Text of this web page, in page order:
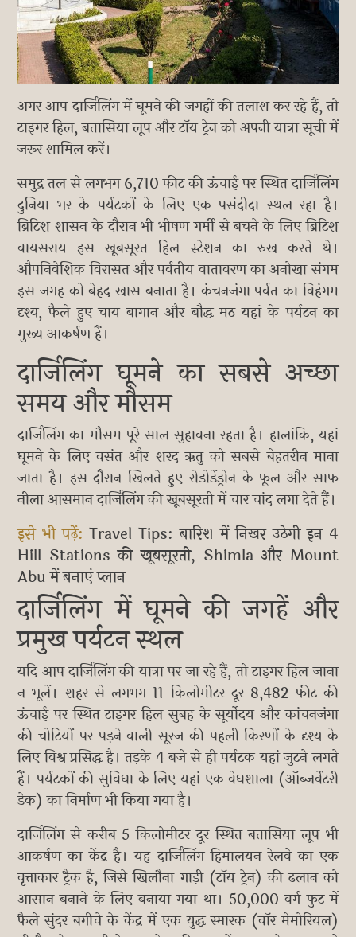
अगर आप दार्जिलिंग में घूमने की जगहों की तलाश कर रहे हैं, तो
टाइगर हिल, बतासिया लूप और टॉय ट्रेन को अपनी यात्रा सूची में
जरूर शामिल करें।
समुद्र तल से लगभग 6,710 फीट की ऊंचाई पर स्थित दार्जिलिंग
दुनिया भर के पर्यटकों के लिए एक पसंदीदा स्थल रहा है।
ब्रिटिश शासन के दौरान भी भीषण गर्मी से बचने के लिए ब्रिटिश
वायसराय इस खूबसूरत हिल स्टेशन का रुख करते थे।
औपनिवेशिक विरासत और पर्वतीय वातावरण का अनोखा संगम
इस जगह को बेहद खास बनाता है। कंचनजंगा पर्वत का विहंगम
दृश्य, फैले हुए चाय बागान और बौद्ध मठ यहां के पर्यटन का
मुख्य आकर्षण हैं।
दार्जिलिंग घूमने का सबसे अच्छा
समय और मौसम
दार्जिलिंग का मौसम पूरे साल सुहावना रहता है। हालांकि, यहां
घूमने के लिए वसंत और शरद ऋतु को सबसे बेहतरीन माना
जाता है। इस दौरान खिलते हुए रोडोडेंड्रोन के फूल और साफ
नीला आसमान दार्जिलिंग की खूबसूरती में चार चांद लगा देते हैं।
इसे भी पढ़ें:Travel Tips: बारिश में निखर उठेगी इन 4
Hill Stations की खूबसूरती, Shimla और Mount
Abu में बनाएं प्लान
दार्जिलिंग में घूमने की जगहें और
प्रमुख पर्यटन स्थल
यदि आप दार्जिलिंग की यात्रा पर जा रहे हैं, तो टाइगर हिल जाना
न भूलें। शहर से लगभग 11 किलोमीटर दूर 8,482 फीट की
ऊंचाई पर स्थित टाइगर हिल सुबह के सूर्योदय और कांचनजंगा
की चोटियों पर पड़ने वाली सूरज की पहली किरणों के दृश्य के
लिए विश्व प्रसिद्ध है। तड़के 4 बजे से ही पर्यटक यहां जुटने लगते
हैं। पर्यटकों की सुविधा के लिए यहां एक वेधशाला (ऑब्जर्वेटरी
डेक) का निर्माण भी किया गया है।
दार्जिलिंग से करीब 5 किलोमीटर दूर स्थित बतासिया लूप भी
आकर्षण का केंद्र है। यह दार्जिलिंग हिमालयन रेलवे का एक
वृत्ताकार ट्रैक है, जिसे खिलौना गाड़ी (टॉय ट्रेन) की ढलान को
आसान बनाने के लिए बनाया गया था। 50,000 वर्ग फुट में
फैले सुंदर बगीचे के केंद्र में एक युद्ध स्मारक (वॉर मेमोरियल)